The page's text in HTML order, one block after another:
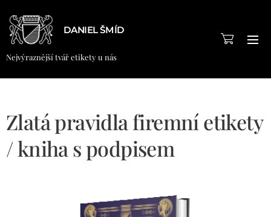
DANIEL ŠMÍD
Nejvýraznější tvář etikety u nás
Zlatá pravidla firemní etikety
/ kniha s podpisem